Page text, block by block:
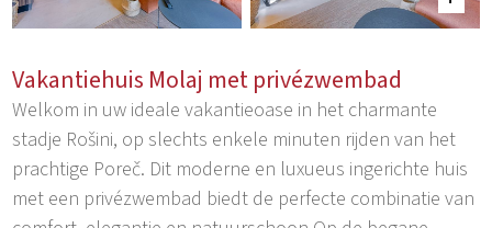
Vakantiehuis Molaj met privézwembad
Welkom in uw ideale vakantieoase in het charmante
stadje Rošini, op slechts enkele minuten rijden van het
prachtige Poreč. Dit moderne en luxueus ingerichte huis
met een privézwembad biedt de perfecte combinatie van